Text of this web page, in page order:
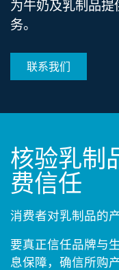
为牛奶及乳制品提
务。​
联系我们
核验乳制
费信任​
消费者对乳制品的
要真正信任品牌与
息保障，确信所购